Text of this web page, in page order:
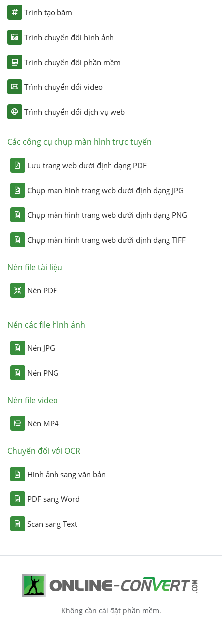
Trình tạo băm
Trình chuyển đổi hình ảnh
Trình chuyển đổi phần mềm
Trình chuyển đổi video
Trình chuyển đổi dịch vụ web
Các công cụ chụp màn hình trực tuyến
Lưu trang web dưới định dạng PDF
Chụp màn hình trang web dưới định dạng JPG
Chụp màn hình trang web dưới định dạng PNG
Chụp màn hình trang web dưới định dạng TIFF
Nén file tài liệu
Nén PDF
Nén các file hình ảnh
Nén JPG
Nén PNG
Nén file video
Nén MP4
Chuyển đổi với OCR
Hình ảnh sang văn bản
PDF sang Word
Scan sang Text
Không cần cài đặt phần mềm.